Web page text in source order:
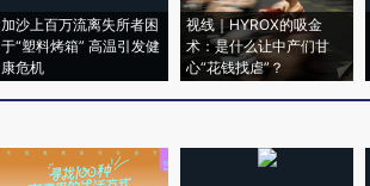
加沙上百万流离失所者困
于“塑料烤箱” 高温引发健
康危机
视线｜HYROX的吸金
术：是什么让中产们甘
心“花钱找虐”？